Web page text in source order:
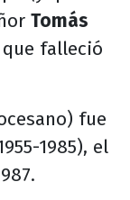
Tomás
que falleció
fue
1985), el